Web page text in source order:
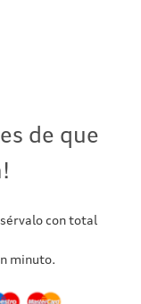
de que
con total
minuto.